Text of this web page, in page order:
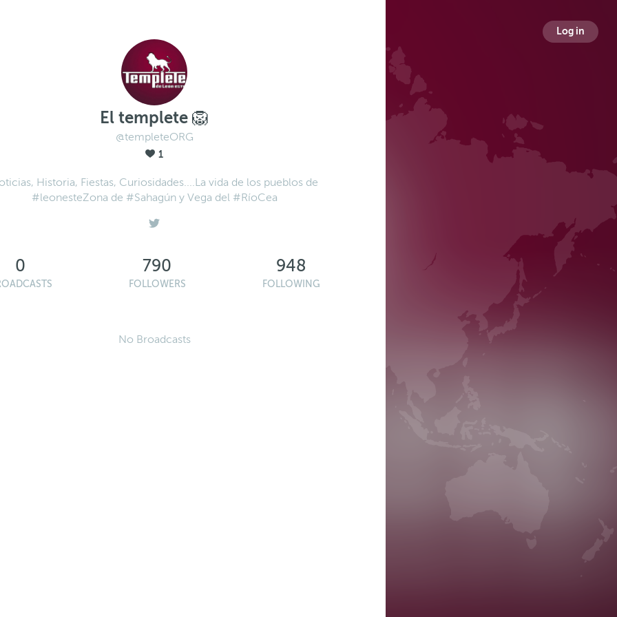
Log in
El templete 🦁
@templeteORG
1
Historia, Fiestas, Curiosidades....La vida de los pueblos de
#leonesteZona de #Sahagún y Vega del #RíoCea
0 790
FOLLOWERS
948
FOLLOWING
No Broadcasts